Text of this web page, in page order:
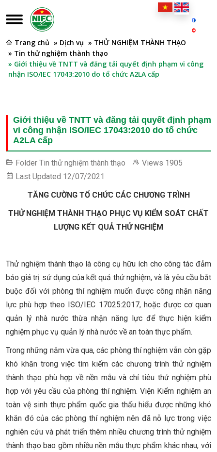
Trang chủ » Dịch vụ » THỬ NGHIỆM THÀNH THẠO
» Tin thử nghiệm thành thạo
» Giới thiệu về TNTT và đăng tải quyết định phạm vi công
nhận ISO/IEC 17043:2010 do tổ chức A2LA cấp
Giới thiệu về TNTT và đăng tải quyết định phạm
vi công nhận ISO/IEC 17043:2010 do tổ chức
A2LA cấp
Folder Tin thử nghiệm thành thạo Views 1905
Last Updated 12/07/2021
TĂNG CƯỜNG TỔ CHỨC CÁC CHƯƠNG TRÌNH
THỬ NGHIỆM THÀNH THẠO PHỤC VỤ KIỂM SOÁT CHẤT
LƯỢNG KẾT QUẢ THỬ NGHIỆM
Thử nghiệm thành thạo là công cụ hữu ích cho công tác đảm
bảo giá trị sử dụng của kết quả thử nghiệm, và là yêu cầu bắt
buộc đối với phòng thí nghiệm muốn được công nhận năng
lực phù hợp theo ISO/IEC 17025:2017, hoặc được cơ quan
quản lý nhà nước thừa nhận năng lực để thực hiện kiểm
nghiệm phục vụ quản lý nhà nước về an toàn thực phẩm.
Trong những năm vừa qua, các phòng thí nghiệm vẫn còn gặp
khó khăn trong việc tìm kiếm các chương trình thử nghiệm
thành thạo phù hợp về nền mẫu và chỉ tiêu thử nghiệm phù
hợp với yêu cầu của phòng thí nghiệm. Viện Kiểm nghiệm an
toàn vệ sinh thực phẩm quốc gia thấu hiểu được những khó
khăn đó của các phòng thí nghiệm nên đã nỗ lực trong việc
nghiên cứu và phát triển thêm nhiều chương trình thử nghiệm
thành thạo bao gồm nhiều nền mẫu thực phẩm khác nhau, với